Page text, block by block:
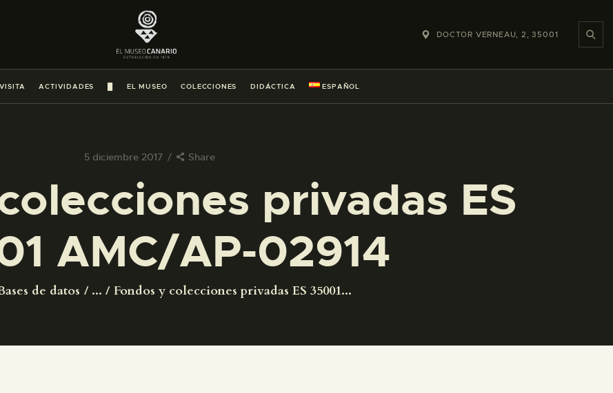
DOCTOR VERNEAU, 2, 35001
ACTIVIDADES EL MUSEO COLECCIONES DIDÁCTICA ESPAÑOL
5 diciembre 2017 Share
privadas ES
AMC/AP-02914
de datos ... Fondos y colecciones privadas ES 35001...
PREPARAR LA VISITA
ESPAÑOL